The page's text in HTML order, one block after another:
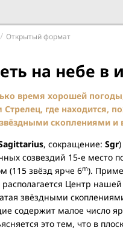
/ Открытый формат
на небе в
время хорошей
Стрелец, где находится,
скоплениями
, сокращение: Sgr
созвездий 15-е место
(115 звёзд ярче 6m).
Центр
звёздными
содержит малое число
это тем, что в